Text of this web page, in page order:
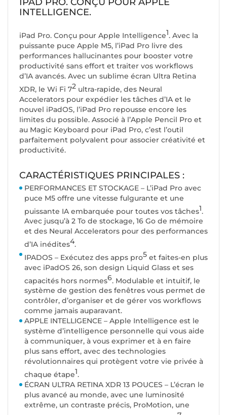
INTELLIGENCE.
iPad Pro. Conçu pour Apple Intelligence1. Avec la
puissante puce Apple M5, l’iPad Pro livre des
performances hallucinantes pour booster votre
productivité sans effort et traiter vos workflows
d’IA avancés. Avec un sublime écran Ultra Retina
XDR, le Wi Fi 72 ultra-rapide, des Neural
Accelerators pour expédier les tâches d’IA et le
nouvel iPadOS, l’iPad Pro repousse encore les
limites du possible. Associé à l’Apple Pencil Pro et
au Magic Keyboard pour iPad Pro, c’est l’outil
parfaitement polyvalent pour associer créativité et
productivité.
CARACTÉRISTIQUES PRINCIPALES :
PERFORMANCES ET STOCKAGE – L’iPad Pro avec
puce M5 offre une vitesse fulgurante et une
puissante IA embarquée pour toutes vos tâches1.
Avec jusqu’à 2 To de stockage, 16 Go de mémoire
et des Neural Accelerators pour des performances
d’IA inédites4.
IPADOS – Exécutez des apps pro5 et faites-en plus
avec iPadOS 26, son design Liquid Glass et ses
capacités hors normes6. Modulable et intuitif, le
système de gestion des fenêtres vous permet de
contrôler, d’organiser et de gérer vos workflows
comme jamais auparavant.
APPLE INTELLIGENCE – Apple Intelligence est le
système d’intelligence personnelle qui vous aide
à communiquer, à vous exprimer et à en faire
plus sans effort, avec des technologies
révolutionnaires qui protègent votre vie privée à
chaque étape1.
ÉCRAN ULTRA RETINA XDR 13 POUCES – L’écran le
plus avancé au monde, avec une luminosité
extrême, un contraste précis, ProMotion, une